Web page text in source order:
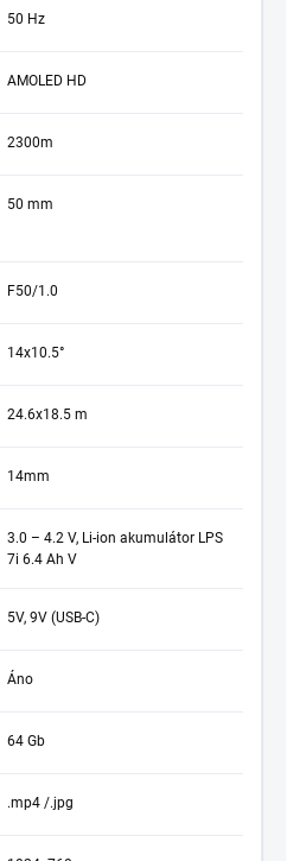
50 Hz
AMOLED HD
2300m
50 mm
F50/1.0
14x10.5°
24.6х18.5 m
14mm
3.0 – 4.2 V, Li-ion akumulátor LPS
7i 6.4 Ah V
5V, 9V (USB-C)
Áno
64 Gb
.mp4 /.jpg